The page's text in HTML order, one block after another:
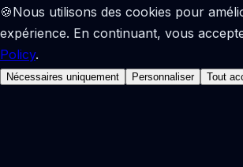
🍪Nous utilisons des cookies pour
expérience. En continuant, vous
Policy.
Nécessaires uniquement Personnaliser Tout